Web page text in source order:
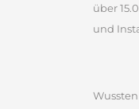
über
und